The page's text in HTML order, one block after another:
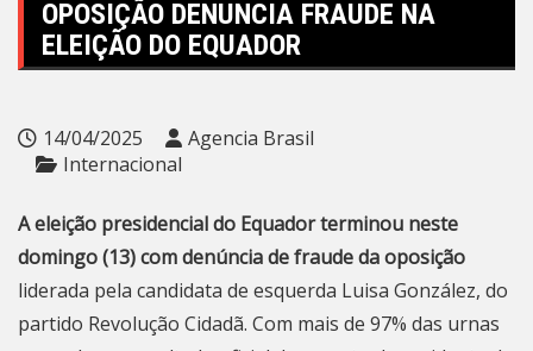
OPOSIÇÃO DENUNCIA FRAUDE NA
ELEIÇÃO DO EQUADOR
14/04/2025
Agencia Brasil
Internacional
A eleição presidencial do Equador terminou neste
domingo (13) com denúncia de fraude da oposição
liderada pela candidata de esquerda Luisa González, do
partido Revolução Cidadã. Com mais de 97% das urnas